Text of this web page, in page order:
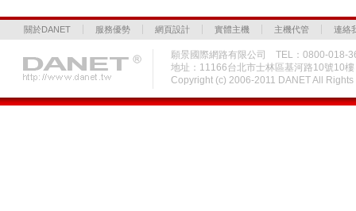
關於DANET 服務優勢 網頁設計 實體主機 主機代管 連絡
願景國際網路有限公司 TEL：0800-018-
地址：11166台北市士林區基河路10號10
Copyright (c) 2006-2011 DANET All